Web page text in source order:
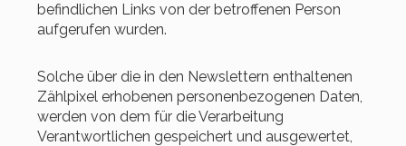
befindlichen Links von der betroffenen Person
aufgerufen wurden.
Solche über die in den Newslettern enthaltenen
Zählpixel erhobenen personenbezogenen Daten,
werden von dem für die Verarbeitung
Verantwortlichen gespeichert und ausgewertet,